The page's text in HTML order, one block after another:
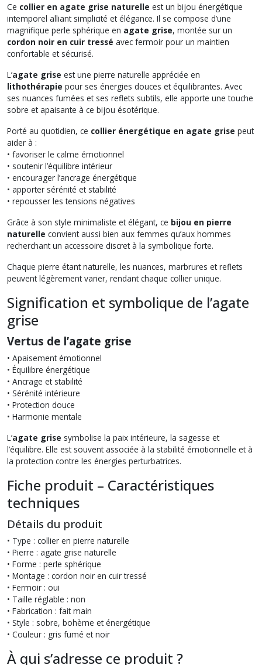
Ce collier en agate grise naturelle est un bijou énergétique
intemporel alliant simplicité et élégance. Il se compose d’une
magnifique perle sphérique en agate grise, montée sur un
cordon noir en cuir tressé avec fermoir pour un maintien
confortable et sécurisé.
L’agate grise est une pierre naturelle appréciée en
lithothérapie pour ses énergies douces et équilibrantes. Avec
ses nuances fumées et ses reflets subtils, elle apporte une touche
sobre et apaisante à ce bijou ésotérique.
Porté au quotidien, ce collier énergétique en agate grise peut
aider à :
• favoriser le calme émotionnel
• soutenir l’équilibre intérieur
• encourager l’ancrage énergétique
• apporter sérénité et stabilité
• repousser les tensions négatives
Grâce à son style minimaliste et élégant, ce bijou en pierre
naturelle convient aussi bien aux femmes qu’aux hommes
recherchant un accessoire discret à la symbolique forte.
Chaque pierre étant naturelle, les nuances, marbrures et reflets
peuvent légèrement varier, rendant chaque collier unique.
Signification et symbolique de l’agate
grise
Vertus de l’agate grise
• Apaisement émotionnel
• Équilibre énergétique
• Ancrage et stabilité
• Sérénité intérieure
• Protection douce
• Harmonie mentale
L’agate grise symbolise la paix intérieure, la sagesse et
l’équilibre. Elle est souvent associée à la stabilité émotionnelle et à
la protection contre les énergies perturbatrices.
Fiche produit – Caractéristiques
techniques
Détails du produit
• Type : collier en pierre naturelle
• Pierre : agate grise naturelle
• Forme : perle sphérique
• Montage : cordon noir en cuir tressé
• Fermoir : oui
• Taille réglable : non
• Fabrication : fait main
• Style : sobre, bohème et énergétique
• Couleur : gris fumé et noir
À qui s’adresse ce produit ?